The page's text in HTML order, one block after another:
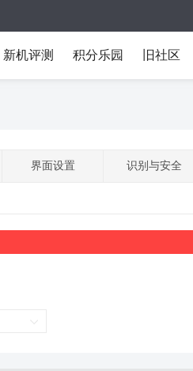
新机评测 积分乐园 旧社区
界面设置 识别与安全